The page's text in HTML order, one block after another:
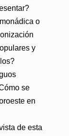
o
y
se
en
de esta